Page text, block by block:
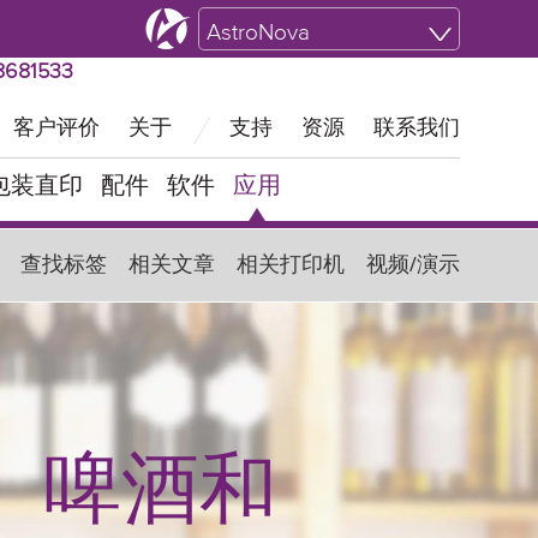
AstroNova
全国业务‖ 快速受理021-58681533
客户评价 关于 支持 资源 联系我们
装直印 配件 软件 应用
查找标签 相关文章 相关打印机 视频/演示
啤酒和